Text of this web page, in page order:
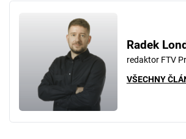
Radek
redaktor FTV
VŠECHNY